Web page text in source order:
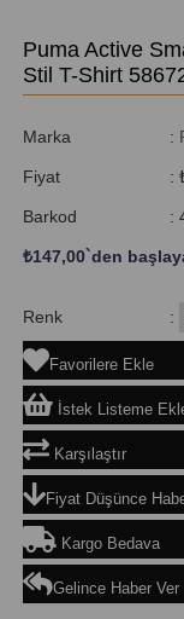
Puma Active
Stil T-Shirt
Marka :
Fiyat :
Barkod :
₺147,00`den
Renk :
Favorilere Ekle
İstek Listeme
Karşılaştır
Fiyat Düşünce
Kargo Bedava
Gelince Haber Ver